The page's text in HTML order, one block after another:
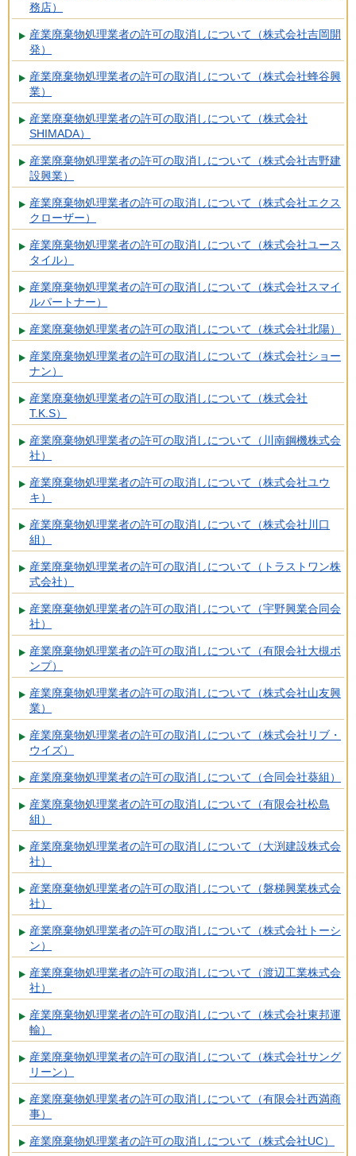
務店）
産業廃棄物処理業者の許可の取消しについて（株式会社吉岡開
発）
産業廃棄物処理業者の許可の取消しについて（株式会社蜂谷興
業）
産業廃棄物処理業者の許可の取消しについて（株式会社
SHIMADA）
産業廃棄物処理業者の許可の取消しについて（株式会社吉野建
設興業）
産業廃棄物処理業者の許可の取消しについて（株式会社エクス
クローザー）
産業廃棄物処理業者の許可の取消しについて（株式会社ユース
タイル）
産業廃棄物処理業者の許可の取消しについて（株式会社スマイ
ルパートナー）
産業廃棄物処理業者の許可の取消しについて（株式会社北陽）
産業廃棄物処理業者の許可の取消しについて（株式会社ショー
ナン）
産業廃棄物処理業者の許可の取消しについて（株式会社
T.K.S）
産業廃棄物処理業者の許可の取消しについて（川南鋼機株式会
社）
産業廃棄物処理業者の許可の取消しについて（株式会社ユウ
キ）
産業廃棄物処理業者の許可の取消しについて（株式会社川口
組）
産業廃棄物処理業者の許可の取消しについて（トラストワン株
式会社）
産業廃棄物処理業者の許可の取消しについて（宇野興業合同会
社）
産業廃棄物処理業者の許可の取消しについて（有限会社大槻ポ
ンプ）
産業廃棄物処理業者の許可の取消しについて（株式会社山友興
業）
産業廃棄物処理業者の許可の取消しについて（株式会社リブ・
ウイズ）
産業廃棄物処理業者の許可の取消しについて（合同会社葵組）
産業廃棄物処理業者の許可の取消しについて（有限会社松島
組）
産業廃棄物処理業者の許可の取消しについて（大渕建設株式会
社）
産業廃棄物処理業者の許可の取消しについて（磐梯興業株式会
社）
産業廃棄物処理業者の許可の取消しについて（株式会社トーシ
ン）
産業廃棄物処理業者の許可の取消しについて（渡辺工業株式会
社）
産業廃棄物処理業者の許可の取消しについて（株式会社東邦運
輸）
産業廃棄物処理業者の許可の取消しについて（株式会社サング
リーン）
産業廃棄物処理業者の許可の取消しについて（有限会社西満商
事）
産業廃棄物処理業者の許可の取消しについて（株式会社UC）